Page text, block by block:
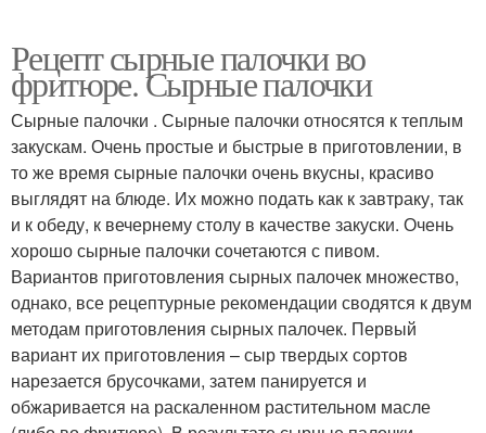
Рецепт сырные палочки во
фритюре. Сырные палочки
Сырные палочки . Сырные палочки относятся к теплым
закускам. Очень простые и быстрые в приготовлении, в
то же время сырные палочки очень вкусны, красиво
выглядят на блюде. Их можно подать как к завтраку, так
и к обеду, к вечернему столу в качестве закуски. Очень
хорошо сырные палочки сочетаются с пивом.
Вариантов приготовления сырных палочек множество,
однако, все рецептурные рекомендации сводятся к двум
методам приготовления сырных палочек. Первый
вариант их приготовления – сыр твердых сортов
нарезается брусочками, затем панируется и
обжаривается на раскаленном растительном масле